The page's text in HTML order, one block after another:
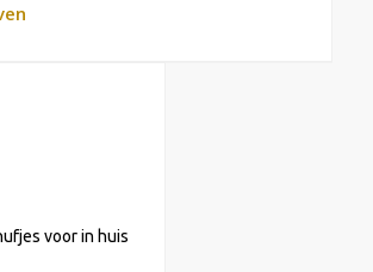
voor in huis